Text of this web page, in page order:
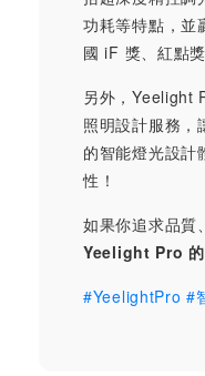
功耗等特點，並
國 iF 獎、紅點
另外，Yeelight
照明設計服務，
的智能燈光設計
性！
如果你追求品質
Yeelight Pro
#YeelightPro #